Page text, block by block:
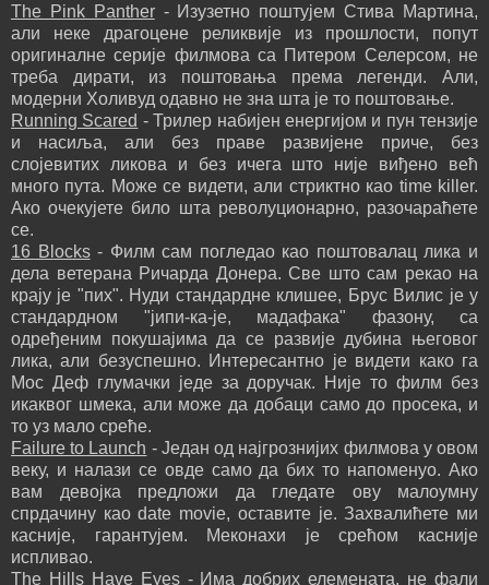
The Pink Panther- Изузетно поштујем Стива Мартина,
али неке драгоцене реликвије из прошлости, попут
оригиналне серије филмова са Питером Селерсом, не
треба дирати, из поштовања према легенди. Али,
модерни Холивуд одавно не зна шта је то поштовање.
Running Scared - Трилер набијен енергијом и пун тензије
и насиља, али без праве развијене приче, без
слојевитих ликова и без ичега што није виђено већ
много пута. Може се видети, али стриктно као time killer.
Ако очекујете било шта револуционарно, разочараћете
се.
16 Blocks- Филм сам погледао као поштовалац лика и
дела ветерана Ричарда Донера. Све што сам рекао на
крају је "пих". Нуди стандардне клишее, Брус Вилис је у
стандардном "јипи-ка-је, мадафака" фазону, са
одређеним покушајима да се развије дубина његовог
лика, али безуспешно. Интересантно је видети како га
Мос Деф глумачки једе за доручак. Није то филм без
икаквог шмека, али може да добаци само до просека, и
то уз мало среће.
Failure to Launch - Један од најгрознијих филмова у овом
веку, и налази се овде само да бих то напоменуо. Ако
вам девојка предложи да гледате ову малоумну
спрдачину као date movie, оставите је. Захвалићете ми
касније, гарантујем. Меконахи је срећом касније
испливао.
The Hills Have Eyes- Има добрих елемената, не фали